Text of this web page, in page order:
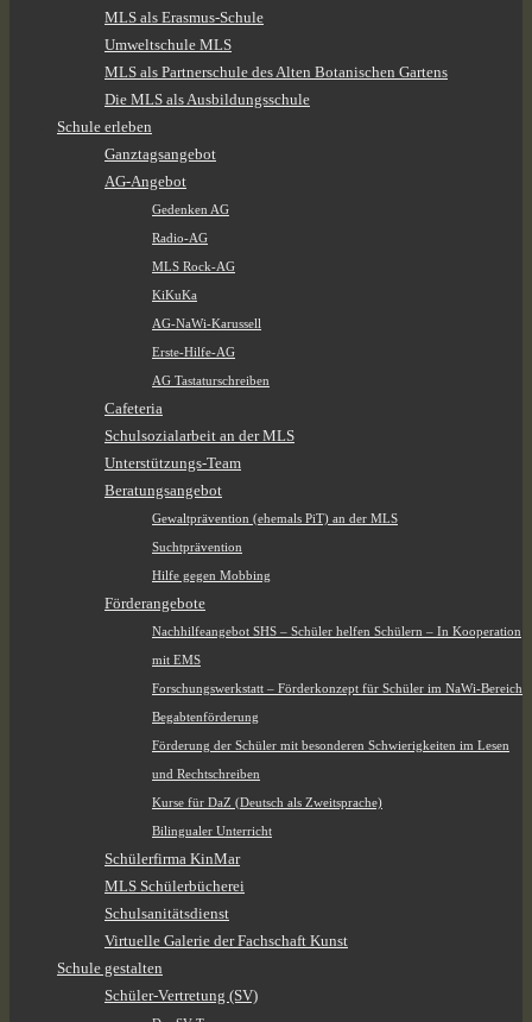
MLS als Erasmus-Schule
Umweltschule MLS
MLS als Partnerschule des Alten Botanischen Gartens
Die MLS als Ausbildungsschule
Schule erleben
Ganztagsangebot
AG-Angebot
Gedenken AG
Radio-AG
MLS Rock-AG
KiKuKa
AG-NaWi-Karussell
Erste-Hilfe-AG
AG Tastaturschreiben
Cafeteria
Schulsozialarbeit an der MLS
Unterstützungs-Team
Beratungsangebot
Gewaltprävention (ehemals PiT) an der MLS
Suchtprävention
Hilfe gegen Mobbing
Förderangebote
Nachhilfeangebot SHS – Schüler helfen Schülern – In Kooperation
mit EMS
Forschungswerkstatt – Förderkonzept für Schüler im NaWi-Bereich
Begabtenförderung
Förderung der Schüler mit besonderen Schwierigkeiten im Lesen
und Rechtschreiben
Kurse für DaZ (Deutsch als Zweitsprache)
Bilingualer Unterricht
Schülerfirma KinMar
MLS Schülerbücherei
Schulsanitätsdienst
Virtuelle Galerie der Fachschaft Kunst
Schule gestalten
Schüler-Vertretung (SV)